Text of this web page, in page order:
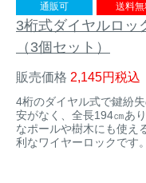
通販可 送料
3桁式ダイヤルロッ
（3個セット）
販売価格 2,145 税込
4桁のダイヤル式で鍵紛
安がなく、全長194㎝あ
なポールや樹木にも使え
利なワイヤーロックです。
金網柵（ワイヤーメッ
ュ柵等）
カ・サル等）
対象